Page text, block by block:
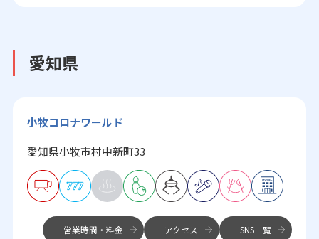
愛知県
小牧コロナワールド
愛知県小牧市村中新町33
営業時間・料金 アクセス SNS一覧